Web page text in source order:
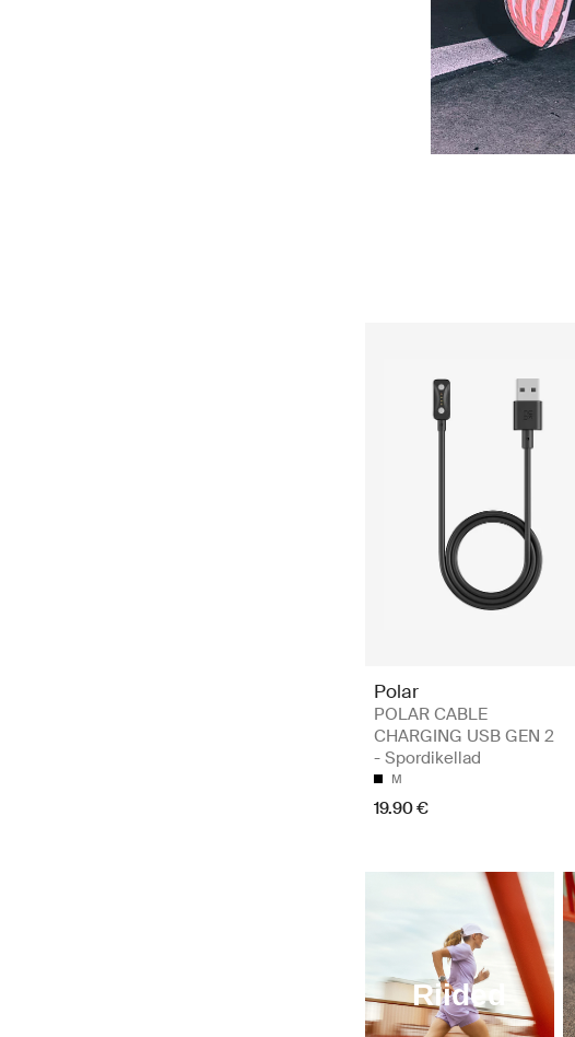
Polar
POLAR CABLE
CHARGING USB GEN 2
- Spordikellad
M
19.90 €
Riided